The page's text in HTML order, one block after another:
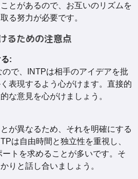
とがあるので、お互いのリズムを
る努力が必要です。
るための注意点
:
ので、INTPは相手のアイデアを批
表現するよう心がけます。直接的
な意見を心がけましょう。
が異なるため、それを明確にする
は自由時間と独立性を重視し、
ートを求めることが多いです。そ
りと話し合いましょう。